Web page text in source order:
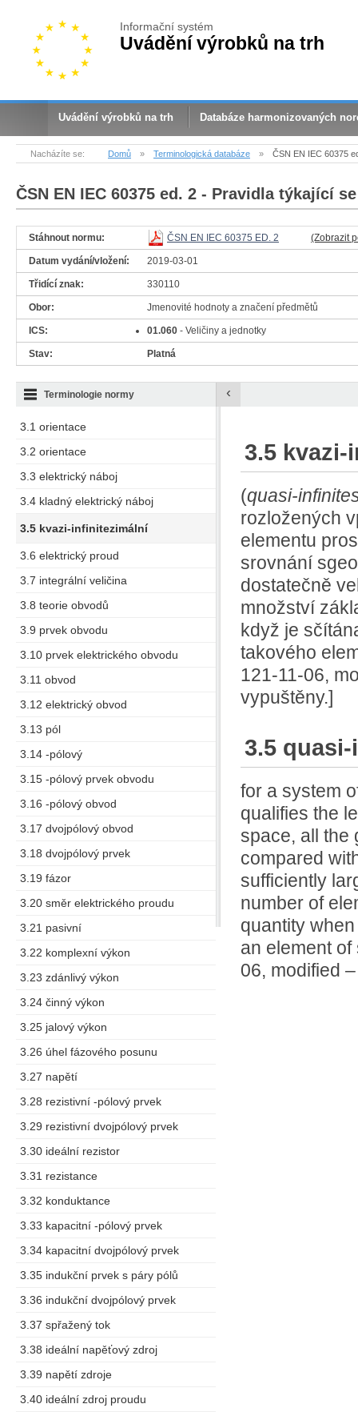
Informační systém
Uvádění výrobků na trh
Uvádění výrobků na trh Databáze harmonizovaných
Nacházíte se: Domů » Terminologická databáze » ČSN EN IEC 60375
ČSN EN IEC 60375 ed. 2 - Pravidla týkající
Stáhnout normu: ČSN EN IEC 60375 ED. 2 (Zobrazit
Datum vydání/vložení: 2019-03-01
Třidící znak: 330110
Obor: Jmenovité hodnoty a značení předmětů
ICS: 01.060 - Veličiny a jednotky
Stav: Platná
3.1 orientace
3.2 orientace
3.3 elektrický náboj
3.4 kladný elektrický náboj
3.5 kvazi-infinitezimální
3.6 elektrický proud
3.7 integrální veličina
3.8 teorie obvodů
3.9 prvek obvodu
3.10 prvek elektrického obvodu
3.11 obvod
3.12 elektrický obvod
3.13 pól
3.14 -pólový
3.15 -pólový prvek obvodu
3.16 -pólový obvod
3.17 dvojpólový obvod
3.18 dvojpólový prvek
3.19 fázor
3.20 směr elektrického proudu
3.21 pasivní
3.22 komplexní výkon
3.23 zdánlivý výkon
3.24 činný výkon
3.25 jalový výkon
3.26 úhel fázového posunu
3.27 napětí
3.28 rezistivní -pólový prvek
3.29 rezistivní dvojpólový prvek
3.30 ideální rezistor
3.31 rezistance
3.32 konduktance
3.33 kapacitní -pólový prvek
3.34 kapacitní dvojpólový prvek
3.35 indukční prvek s páry pólů
3.36 indukční dvojpólový prvek
3.37 spřažený tok
3.38 ideální napěťový zdroj
3.39 napětí zdroje
3.40 ideální zdroj proudu
Terminologie normy ‹
3.5
(quasi-
rozložených
elementu
srovnání
dostatečně
množství
když je
takového
121-11-06,
vypuštěny.]
3.5
for a system
qualifies the
space, all the
compared
sufficiently
number of
quantity
an element
06, modified